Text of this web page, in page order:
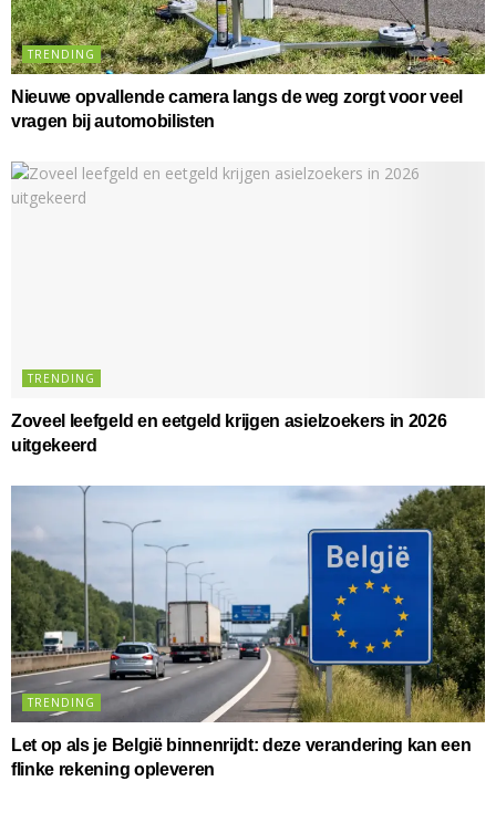
TRENDING
Nieuwe opvallende camera langs de weg zorgt voor veel
vragen bij automobilisten
TRENDING
Zoveel leefgeld en eetgeld krijgen asielzoekers in 2026
uitgekeerd
TRENDING
Let op als je België binnenrijdt: deze verandering kan een
flinke rekening opleveren